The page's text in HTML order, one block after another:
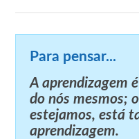
Para pensar...
A aprendizagem
do nós mesmos;
estejamos, está
aprendizagem.